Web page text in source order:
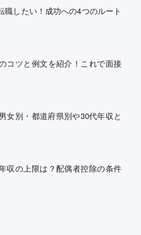
職したい！成功への4つのルート
コツと例文を紹介！これで面接
女別・都道府県別や30代年収と
収の上限は？配偶者控除の条件